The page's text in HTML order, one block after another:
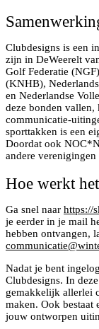
Clubdesigns is een
zijn in DeWeerelt
Golf Federatie
(KNHB),
en Nederlandse
deze bonden
communicatie-
sporttakken is een
Doordat ook
andere
Hoe werkt
Ga snel naar https://
je eerder in je mail
hebben ontvangen,
Nadat je bent
Clubdesigns. In
gemakkelijk allerlei
maken. Ook
jouw ontworpen